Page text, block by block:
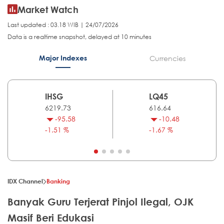
Market Watch
Last updated : 03.18 WIB | 24/07/2026
Data is a realtime snapshot, delayed at 10 minutes
Major Indexes Currencies
IHSG
6219.73
-95.58
-1.51 %
LQ45
616.64
-10.48
-1.67 %
IDX Channel Banking
Banyak Guru Terjerat Pinjol Ilegal, OJK
Masif Beri Edukasi